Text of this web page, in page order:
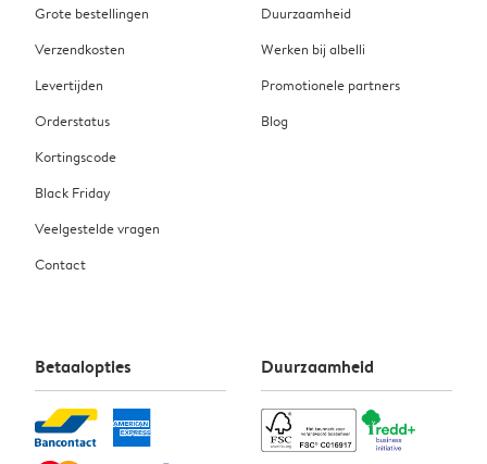
Grote bestellingen
Verzendkosten
Levertijden
Orderstatus
Kortingscode
Black Friday
Veelgestelde vragen
Contact
Duurzaamheid
Werken bij albelli
Promotionele partners
Blog
Betaalopties Duurzaamheid